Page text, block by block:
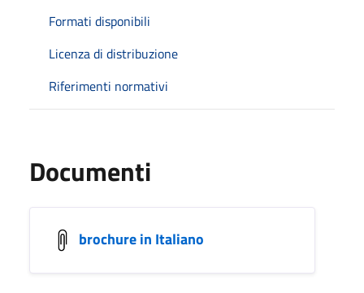
Formati disponibili
Licenza di distribuzione
Riferimenti normativi
Documenti
brochure in Italiano